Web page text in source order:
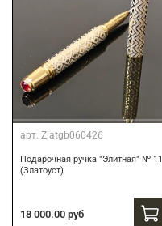
арт. Zlatgb060426
Подарочная ручка "Элитная" № 11
(Златоуст)
18 000.00 руб